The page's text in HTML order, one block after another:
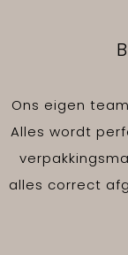
Ons eigen
Alles wordt
alles correct